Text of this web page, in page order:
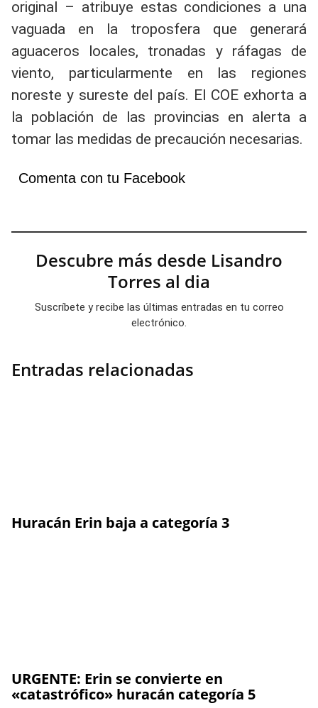
original – atribuye estas condiciones a una
vaguada en la troposfera que generará
aguaceros locales, tronadas y ráfagas de
viento, particularmente en las regiones
noreste y sureste del país. El COE exhorta a
la población de las provincias en alerta a
tomar las medidas de precaución necesarias.
Comenta con tu Facebook
Descubre más desde Lisandro
Torres al dia
Suscríbete y recibe las últimas entradas en tu correo
electrónico.
Entradas relacionadas
Huracán Erin baja a categoría 3
URGENTE: Erin se convierte en
«catastrófico» huracán categoría 5